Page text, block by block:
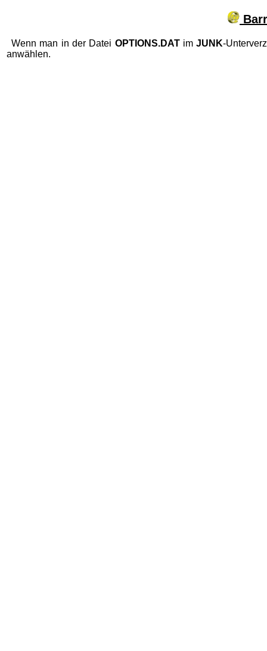
Wenn man in der Datei OPTIONS.DATimJUNK-
anwählen.